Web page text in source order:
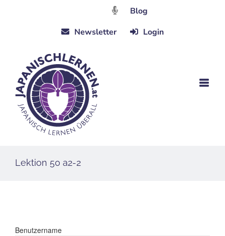
Blog
Newsletter
Login
Lektion 50 a2-2
Benutzername